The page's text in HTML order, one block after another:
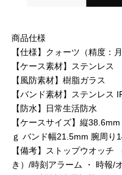
商品仕様
【仕様】クォーツ（精度：
【ケース素材】ステンレス
【風防素材】樹脂ガラス
【バンド素材】ステンレス
【防水】日常生活防水
【ケースサイズ】縦
ｇ バンド幅21.5mm 腕周り
【備考】ストップウオッチ
き）/時刻アラーム ・ 時報/